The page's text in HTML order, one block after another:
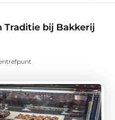
Traditie bij Bakkerij